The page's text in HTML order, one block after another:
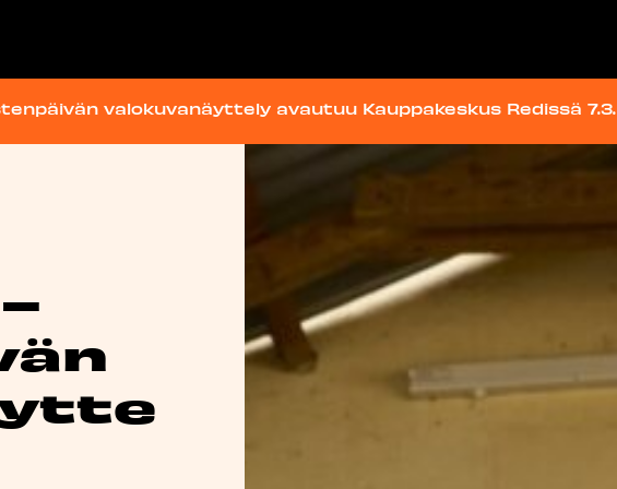
valokuvanäyttely avautuu Kauppakeskus Redissä 7.3.